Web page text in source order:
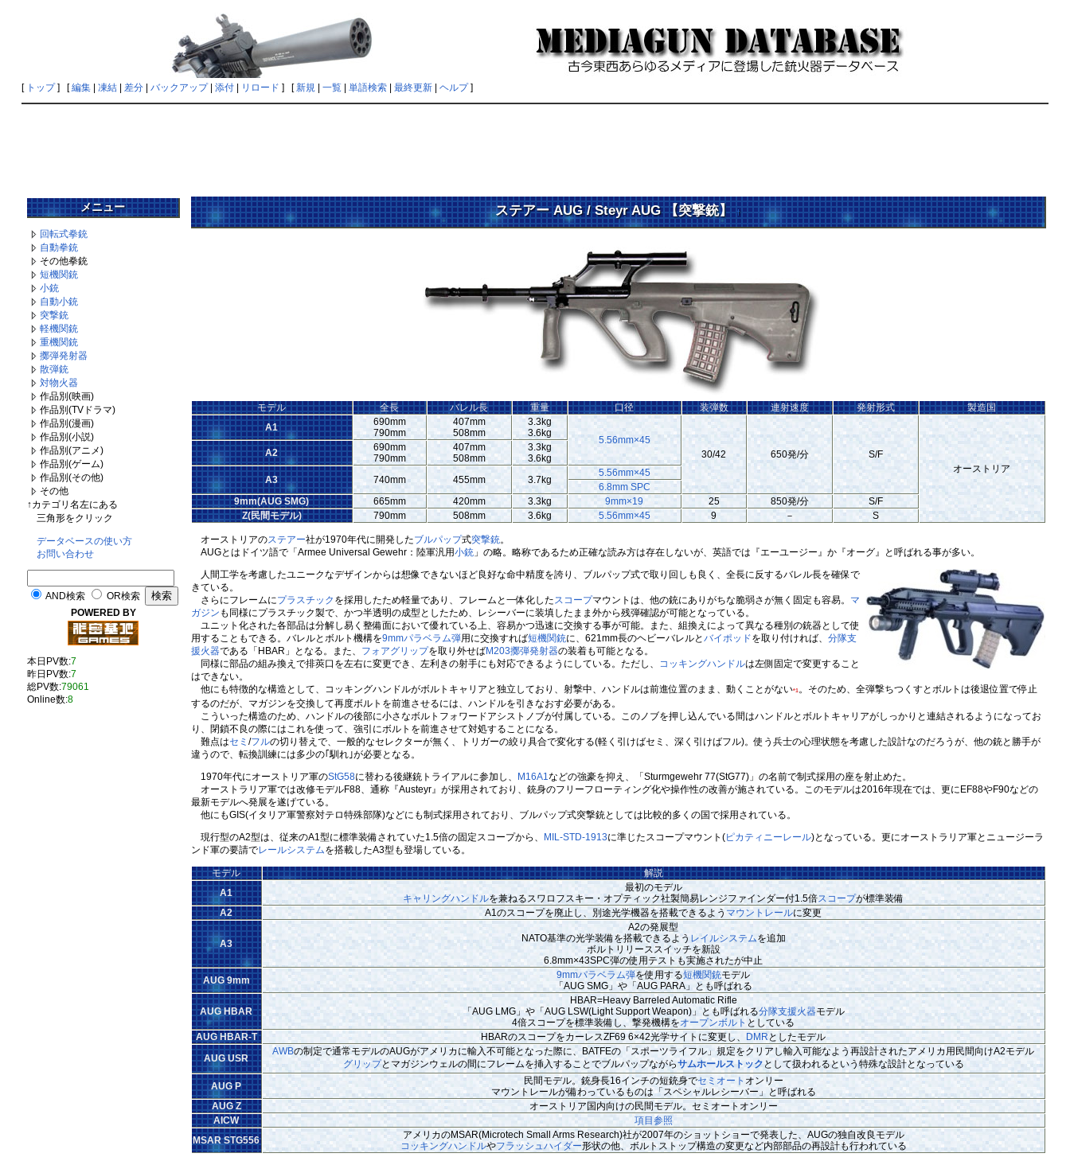
[ トップ] [編集| 凍結| 差分| バックアップ| 添付| リロード ] [新規| 一覧| 単語検索| 最終更新| ヘルプ]
メニュー
回転式拳銃
自動拳銃
その他拳銃
短機関銃
小銃
自動小銃
突撃銃
軽機関銃
重機関銃
擲弾発射器
散弾銃
対物火器
作品別(映画)
作品別(TVドラマ)
作品別(漫画)
作品別(小説)
作品別(アニメ)
作品別(ゲーム)
作品別(その他)
その他
↑カテゴリ名左にある
三角形をクリック
データベースの使い方
お問い合わせ
AND検索
OR検索
POWERED BY
本日PV数:7
昨日PV数:7
総PV数:79061
Online数:8
ステアー AUG / Steyr AUG 【突撃銃】 †
モデル 全長 バレル長 重量 口径 装弾数 連射速度 発射形式
製造国
A1
690mm
790mm
407mm
508mm
3.3kg
3.6kg
5.56mm×45
30/42
650発/分
S/F
オーストリア
A2
690mm
790mm
407mm
508mm
3.3kg
3.6kg
A3
740mm 455mm 3.7kg
5.56mm×45
6.8mm SPC
9mm(AUG SMG)
665mm 420mm 3.3kg 9mm×19 25 850発/分
S/F
Z(民間モデル)
790mm 508mm 3.6kg 5.56mm×45 9 － S
オーストリアのステアー社が1970年代に開発したブルパップ式突撃銃。
AUGとはドイツ語で「Armee Universal Gewehr：陸軍汎用小銃」の略。略称であるため正確な読み方は存在しないが、英語では『エーユージー』か『オーグ』と呼ばれる事が多い。
人間工学を考慮したユニークなデザインからは想像できないほど良好な命中精度を誇り、ブルパップ式で取り回しも良く、全長に反するバレル長を確保で
きている。
さらにフレームにプラスチック を採用したため軽量であり、フレームと一体化したスコープマウントは、他の銃にありがちな脆弱さが無く固定も容易。 マ
ガジン も同様にプラスチック製で、かつ半透明の成型としたため、レシーバーに装填したまま外から残弾確認が可能となっている。
ユニット化された各部品は分解し易く整備面において優れている上、容易かつ迅速に交換する事が可能。また、組換えによって異なる種別の銃器として使
用することもできる。バレルとボルト機構を9mmパラベラム弾用に交換すれば短機関銃に、621mm長のヘビーバレルとバイポッドを取り付ければ、 分隊支
援火器である「HBAR」となる。また、 フォアグリップを取り外せばM203擲弾発射器の装着も可能となる。
同様に部品の組み換えで排莢口を左右に変更でき、左利きの射手にも対応できるようにしている。ただし、 コッキングハンドルは左側固定で変更すること
はできない。
他にも特徴的な構造として、コッキングハンドルがボルトキャリアと独立しており、射撃中、ハンドルは前進位置のまま、動くことがない*1。そのため、全弾撃ちつくすとボルトは後退位置で停止
するのだが、マガジンを交換して再度ボルトを前進させるには、ハンドルを引きなおす必要がある。
こういった構造のため、ハンドルの後部に小さなボルトフォワードアシストノブが付属している。このノブを押し込んでいる間はハンドルとボルトキャリアがしっかりと連結されるようになってお
り、閉鎖不良の際にはこれを使って、強引にボルトを前進させて対処することになる。
難点はセミ /フルの切り替えで、一般的なセレクターが無く、トリガーの絞り具合で変化する(軽く引けばセミ、深く引けばフル)。使う兵士の心理状態を考慮した設計なのだろうが、他の銃と勝手が
違うので、転換訓練には多少の｢馴れ｣が必要となる。
1970年代にオーストリア軍のStG58に替わる後継銃トライアルに参加し、 M16A1などの強豪を抑え、「Sturmgewehr 77(StG77)」の名前で制式採用の座を射止めた。
オーストラリア軍では改修モデルF88、通称『Austeyr』が採用されており、銃身のフリーフローティング化や操作性の改善が施されている。このモデルは2016年現在では、更にEF88やF90などの
最新モデルへ発展を遂げている。
他にもGIS(イタリア軍警察対テロ特殊部隊)などにも制式採用されており、ブルパップ式突撃銃としては比較的多くの国で採用されている。
現行型のA2型は、従来のA1型に標準装備されていた1.5倍の固定スコープから、 MIL-STD-1913に準じたスコープマウント(ピカティニーレール)となっている。更にオーストラリア軍とニュージーラ
ンド軍の要請でレールシステムを搭載したA3型も登場している。
モデル
解説
A1
最初のモデル
キャリングハンドルを兼ねるスワロフスキー・オプティック社製簡易レンジファインダー付1.5倍スコープが標準装備
A2
A1のスコープを廃止し、別途光学機器を搭載できるよう マウントレールに変更
A3
A2の発展型
NATO基準の光学装備を搭載できるよう レイルシステムを追加
ボルトリリーススイッチを新設
6.8mm×43SPC弾の使用テストも実施されたが中止
AUG 9mm
9mmパラベラム弾を使用する短機関銃モデル
「AUG SMG」や「AUG PARA」とも呼ばれる
AUG HBAR
HBAR=Heavy Barreled Automatic Rifle
「AUG LMG」や「AUG LSW(Light Support Weapon)」とも呼ばれる分隊支援火器モデル
4倍スコープを標準装備し、撃発機構をオープンボルト としている
AUG HBAR-T
HBARのスコープをカーレスZF69 6×42光学サイトに変更し、 DMRとしたモデル
AUG USR
AWBの制定で通常モデルのAUGがアメリカに輸入不可能となった際に、BATFEの「スポーツライフル」規定をクリアし輸入可能なよう再設計されたアメリカ用民間向けA2モデル
グリップとマガジンウェルの間にフレームを挿入することでブルパップながらサムホールストック として扱われるという特殊な設計となっている
AUG P
民間モデル。銃身長16インチの短銃身でセミオート オンリー
マウントレールが備わっているものは「スペシャルレシーバー」と呼ばれる
AUG Z
オーストリア国内向けの民間モデル。セミオートオンリー
AICW
項目参照
MSAR STG556
アメリカのMSAR(Microtech Small Arms Research)社が2007年のショットショーで発表した、AUGの独自改良モデル
コッキングハンドルやフラッシュハイダー形状の他、ボルトストップ構造の変更など内部部品の再設計も行われている